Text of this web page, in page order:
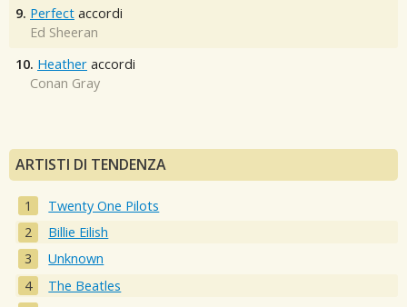
9. Perfect accordi
Ed Sheeran
10. Heather accordi
Conan Gray
ARTISTI DI TENDENZA
Twenty One Pilots
Billie Eilish
Unknown
The Beatles